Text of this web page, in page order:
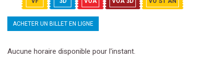
ACHETER UN BILLET EN LIGNE
Aucune horaire disponible pour l'instant.